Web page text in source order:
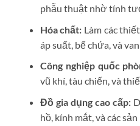
phẫu thuật nhờ tính
Hóa chất: Làm các
áp suất, bể chứa, và
Công nghiệp quốc
vũ khí, tàu chiến, và
Đồ gia dụng cao cấp:
hồ, kính mắt, và các